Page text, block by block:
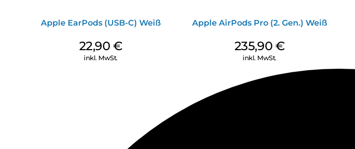
Apple EarPods (USB-C) Weiß
22,90 €
inkl. MwSt.
Apple AirPods Pro (2. Gen.) Weiß
235,90 €
inkl. MwSt.